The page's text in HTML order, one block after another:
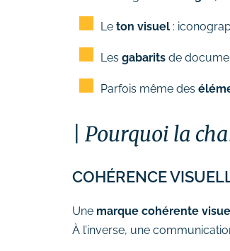
# Formation newsletter &
emailing
internet
bureautique
# Formation Photoshop
# Formation Intelligence
Le ton visuel :
Les gabarits de
Parfois même des
Pourquoi la
COHÉRENCE
Une marque cohérente
À l’inverse, une